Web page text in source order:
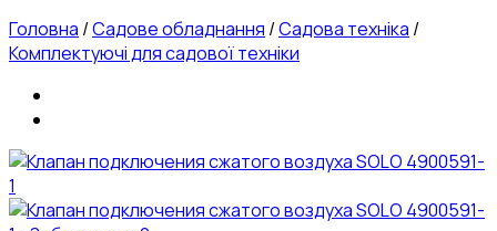
Головна /Садове обладнання /Садова техніка /
Комплектуючі для садової техніки